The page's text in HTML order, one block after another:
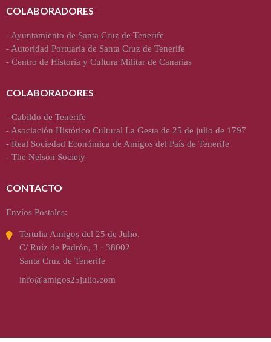
COLABORADORES
- Ayuntamiento de Santa Cruz de Tenerife
- Autoridad Portuaria de Santa Cruz de Tenerife
- Centro de Historia y Cultura Militar de Canarias
COLABORADORES
- Cabildo de Tenerife
- Asociación Histórico Cultural La Gesta de 25 de julio de 1797
- Real Sociedad Económica de Amigos del País de Tenerife
- The Nelson Society
CONTACTO
Envíos Postales:
Tertulia Amigos del 25 de Julio.
C/ Ruíz de Padrón, 3 · 38002
Santa Cruz de Tenerife
info@amigos25julio.com